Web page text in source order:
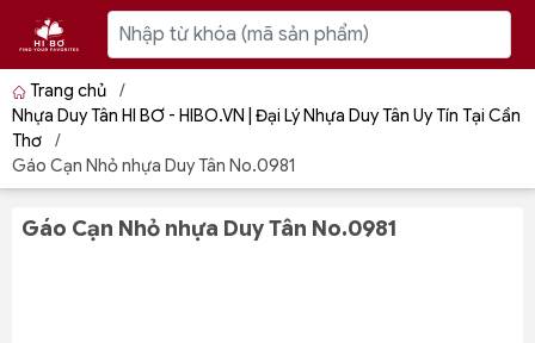
Trang chủ
/
Nhựa Duy Tân HI BƠ - HIBO.VN | Đại Lý Nhựa Duy Tân Uy Tín Tại Cần
Thơ
/
Gáo Cạn Nhỏ nhựa Duy Tân No.0981
Gáo Cạn Nhỏ nhựa Duy Tân No.0981